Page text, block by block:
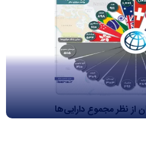
از نظر مجموع دارایی‌ها